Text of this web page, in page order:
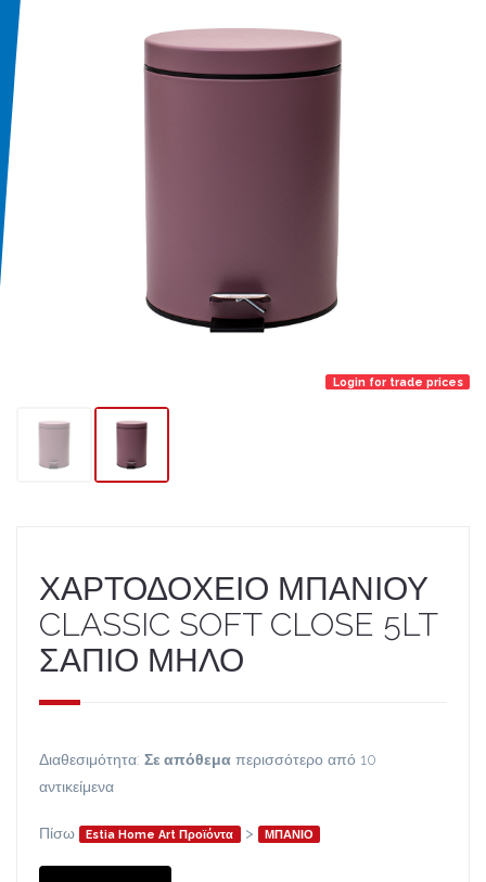
Login for trade prices
ΧΑΡΤΟΔΟΧΕΙΟ ΜΠΑΝΙΟΥ
CLASSIC SOFT CLOSE 5LT
ΣΑΠΙΟ ΜΗΛΟ
Διαθεσιμότητα: Σε απόθεμα περισσότερο από 10
αντικείμενα
Πίσω Estia Home Art Προϊόντα > ΜΠΑΝΙΟ